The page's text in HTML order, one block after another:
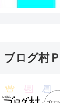
ブログ村